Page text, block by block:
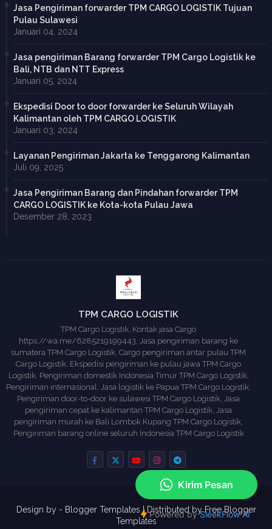
Jasa Pengiriman forwarder TPM CARGO LOGISTIK Tujuan
Pulau Sulawesi
Januari 04, 2024
Jasa pengiriman Barang forwarder TPM Cargo Logistik ke
Bali, NTB dan NTT Express
Januari 05, 2024
Ekspedisi Door to door forwarder ke Seluruh Wilayah
Kalimantan oleh TPM CARGO LOGISTIK
Januari 03, 2024
Layanan Pengiriman Jakarta ke Tenggarong Kalimantan
Juli 09, 2025
Jasa Pengiriman Barang dan Pindahan forwarder TPM
CARGO LOGISTIK ke Kota-kota Pulau Jawa
Desember 28, 2023
TPM CARGO LOGISTIK
TPM Cargo Logistik, Kontak jasa Cargo
https://wa.me/6285219199443, Jasa pengiriman barang ke
sumatera TPM Cargo Logistik, Cargo pengiriman antar pulau TPM
Cargo Logistik, Ekspedisi pengiriman ke pulau jawa TPM Cargo
Logistik, Pengiriman domestik Indonesia Timur TPM Cargo Logistik,
Pengiriman internasional, Jasa logistik ke Papua TPM Cargo Logistik,
Pengiriman door-to-door ke sulawesi TPM Cargo Logistik, Jasa
pengiriman cepat ke kalimantan TPM Cargo Logistik, Jasa
pengiriman murah ke Bali Lombok Kupang TPM Cargo Logistik,
Pengiriman barang online seluruh Indonesia TPM Cargo Logistik
Design by - Blogger Templates | Distributed byFree Blogger
Templates